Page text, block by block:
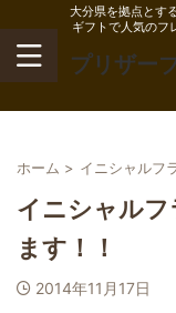
大分県を拠点とす
ギフトで人気のフ
プリザー
ホーム > イニシャルフ
イニシャルフ
ます！！
2014年11月17日